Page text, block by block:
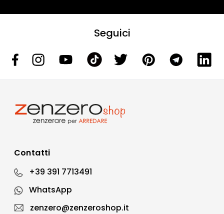
Seguici
Contatti
+39 391 7713491
WhatsApp
zenzero@zenzeroshop.it